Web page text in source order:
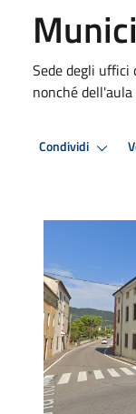
Sede degli
nonché
Condividi